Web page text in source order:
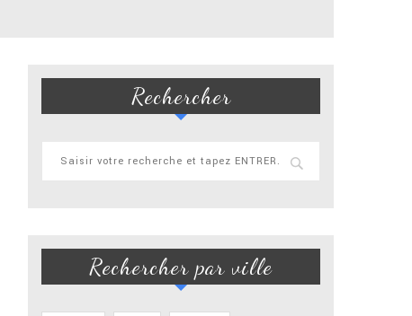
Rechercher
Rechercher par ville